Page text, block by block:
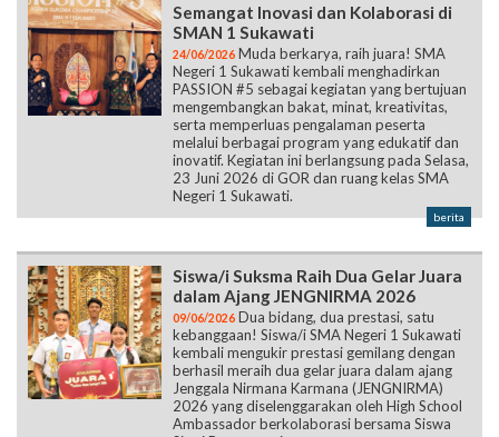
Semangat Inovasi dan Kolaborasi di
SMAN 1 Sukawati
24/06/2026 Muda berkarya, raih juara! SMA
Negeri 1 Sukawati kembali menghadirkan
PASSION #5 sebagai kegiatan yang bertujuan
mengembangkan bakat, minat, kreativitas,
serta memperluas pengalaman peserta
melalui berbagai program yang edukatif dan
inovatif. Kegiatan ini berlangsung pada Selasa,
23 Juni 2026 di GOR dan ruang kelas SMA
Negeri 1 Sukawati.
berita
Siswa/i Suksma Raih Dua Gelar Juara
dalam Ajang JENGNIRMA 2026
09/06/2026 Dua bidang, dua prestasi, satu
kebanggaan! Siswa/i SMA Negeri 1 Sukawati
kembali mengukir prestasi gemilang dengan
berhasil meraih dua gelar juara dalam ajang
Jenggala Nirmana Karmana (JENGNIRMA)
2026 yang diselenggarakan oleh High School
Ambassador berkolaborasi bersama Siswa